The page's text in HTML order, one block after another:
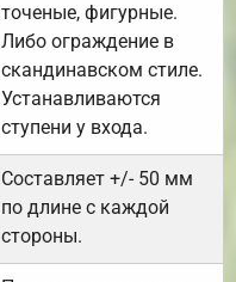
точеные, фигурные.
Либо ограждение в
скандинавском стиле.
Устанавливаются
ступени у входа.
Составляет +/- 50 мм
по длине с каждой
стороны.